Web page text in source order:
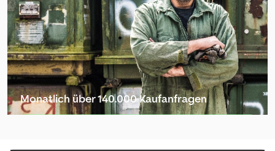
Monatlich über 140.000 Kaufanfragen